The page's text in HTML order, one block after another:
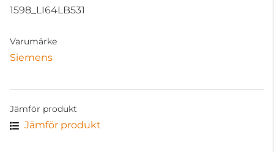
1598_LI64LB531
Varumärke
Siemens
Jämför produkt
Jämför produkt